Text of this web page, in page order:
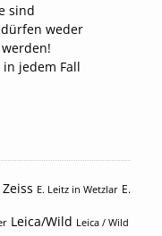
sind
weder
jedem Fall
E. Leitz in Wetzlar E.
Leica/Wild Leica / Wild